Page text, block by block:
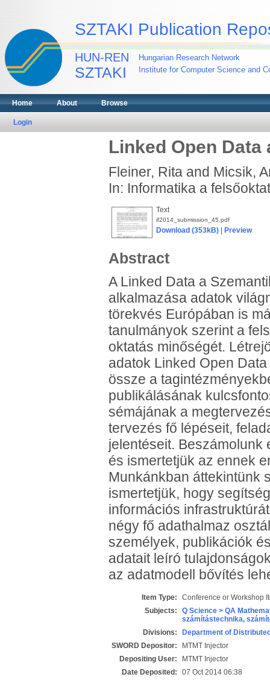
SZTAKI Publication
HUN-REN
SZTAKI
Hungarian Research Network
Institute for Computer Science and
Home About Browse
Login
Linked Open Data
Fleiner, Ritaand Micsik,
In: Informatika a
Text
if2014_submission_45.pdf
Download (353kB)| Preview
Abstract
A Linked Data a
alkalmazása adatok
törekvés Európában is
tanulmányok szerint a
oktatás minőségét.
adatok Linked Open
össze a
publikálásának
sémájának a
tervezés fő lépéseit,
jelentéseit. Beszámolunk
és ismertetjük az ennek
Munkánkban áttekintünk
ismertetjük, hogy
információs
négy fő adathalmaz
személyek, publikációk
adatait leíró
az adatmodell bővítés
Item Type:
Conference or Workshop
Subjects:
Q Science > QA
számítástechnika,
Divisions:
Department of
SWORD Depositor:
MTMT Injector
Depositing User:
MTMT Injector
Date Deposited:
07 Oct 2014 06:38